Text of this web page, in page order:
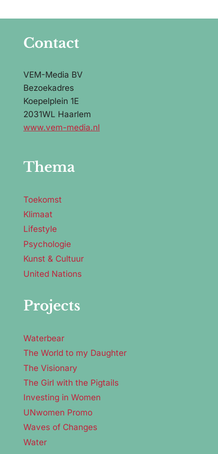
Contact
VEM-Media BV
Bezoekadres
Koepelplein 1E
2031WL Haarlem
www.vem-media.nl
Thema
Toekomst
Klimaat
Lifestyle
Psychologie
Kunst & Cultuur
United Nations
Projects
Waterbear
The World to my Daughter
The Visionary
The Girl with the Pigtails
Investing in Women
UNwomen Promo
Waves of Changes
Water